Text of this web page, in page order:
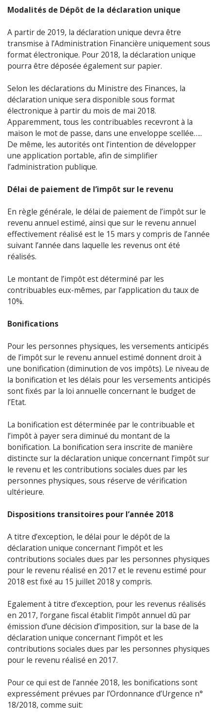
Modalités de Dépôt de la déclaration unique
A partir de 2019, la déclaration unique devra être
transmise à l’Administration Financière uniquement sous
format électronique. Pour 2018, la déclaration unique
pourra être déposée également sur papier.
Selon les déclarations du Ministre des Finances, la
déclaration unique sera disponible sous format
électronique à partir du mois de mai 2018.
Apparemment, tous les contribuables recevront à la
maison le mot de passe, dans une enveloppe scellée…..
De même, les autorités ont l’intention de développer
une application portable, afin de simplifier
l’administration publique.
Délai de paiement de l’impôt sur le revenu
En règle générale, le délai de paiement de l’impôt sur le
revenu annuel estimé, ainsi que sur le revenu annuel
effectivement réalisé est le 15 mars y compris de l’année
suivant l’année dans laquelle les revenus ont été
réalisés.
Le montant de l’impôt est déterminé par les
contribuables eux-mêmes, par l’application du taux de
10%.
Bonifications
Pour les personnes physiques, les versements anticipés
de l’impôt sur le revenu annuel estimé donnent droit à
une bonification (diminution de vos impôts). Le niveau de
la bonification et les délais pour les versements anticipés
sont fixés par la loi annuelle concernant le budget de
l’Etat.
La bonification est déterminée par le contribuable et
l’impôt à payer sera diminué du montant de la
bonification. La bonification sera inscrite de manière
distincte sur la déclaration unique concernant l’impôt sur
le revenu et les contributions sociales dues par les
personnes physiques, sous réserve de vérification
ultérieure.
Dispositions transitoires pour l’année 2018
A titre d’exception, le délai pour le dépôt de la
déclaration unique concernant l’impôt et les
contributions sociales dues par les personnes physiques
pour le revenu réalisé en 2017 et le revenu estimé pour
2018 est fixé au 15 juillet 2018 y compris.
Egalement à titre d’exception, pour les revenus réalisés
en 2017, l’organe fiscal établit l’impôt annuel dû par
émission d’une décision d’imposition, sur la base de la
déclaration unique concernant l’impôt et les
contributions sociales dues par les personnes physiques
pour le revenu réalisé en 2017.
Pour ce qui est de l’année 2018, les bonifications sont
expressément prévues par l’Ordonnance d’Urgence n°
18/2018, comme suit: